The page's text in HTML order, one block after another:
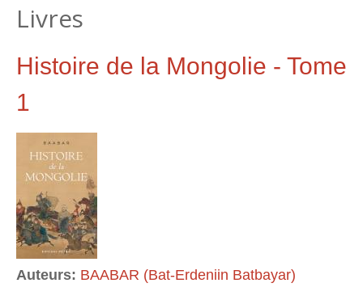
Livres
Histoire de la Mongolie - Tome
1
Auteurs: BAABAR (Bat-Erdeniin Batbayar)